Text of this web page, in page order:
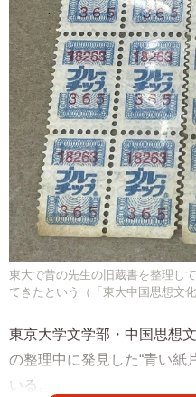
東大で昔の先生の旧蔵書を整理し
てきたという（「東大中国思想文
東京大学文学部・中国思想
の整理中に発見した“青い紙
いる。